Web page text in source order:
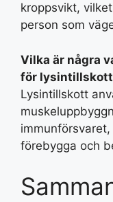
kroppsvikt,
person som
Vilka är några
för
Lysintillskott
förebygga och